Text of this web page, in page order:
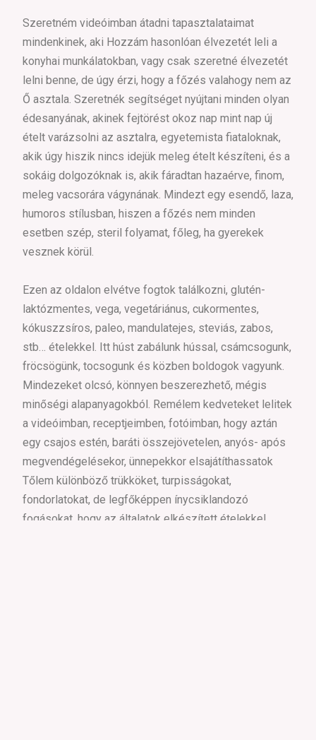
Szeretném videóimban átadni tapasztalataimat
mindenkinek, aki Hozzám hasonlóan élvezetét leli a
konyhai munkálatokban, vagy csak szeretné élvezetét
lelni benne, de úgy érzi, hogy a főzés valahogy nem az
Ő asztala. Szeretnék segítséget nyújtani minden olyan
édesanyának, akinek fejtörést okoz nap mint nap új
ételt varázsolni az asztalra, egyetemista fiataloknak,
akik úgy hiszik nincs idejük meleg ételt készíteni, és a
sokáig dolgozóknak is, akik fáradtan hazaérve, finom,
meleg vacsorára vágynának. Mindezt egy esendő, laza,
humoros stílusban, hiszen a főzés nem minden
esetben szép, steril folyamat, főleg, ha gyerekek
vesznek körül.
Ezen az oldalon elvétve fogtok találkozni, glutén-
laktózmentes, vega, vegetáriánus, cukormentes,
kókuszzsíros, paleo, mandulatejes, steviás, zabos,
stb… ételekkel. Itt húst zabálunk hússal, csámcsogunk,
fröcsögünk, tocsogunk és közben boldogok vagyunk.
Mindezeket olcsó, könnyen beszerezhető, mégis
minőségi alapanyagokból. Remélem kedveteket lelitek
a videóimban, receptjeimben, fotóimban, hogy aztán
egy csajos estén, baráti összejövetelen, anyós- após
megvendégelésekor, ünnepekkor elsajátíthassatok
Tőlem különböző trükköket, turpisságokat,
fondorlatokat, de legfőképpen ínycsiklandozó
fogásokat, hogy az általatok elkészített ételekkel